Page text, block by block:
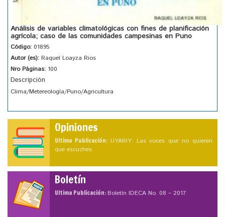
Análisis de variables climatológicas con fines de planificación
agrícola; caso de las comunidades campesinas en Puno
Código: 01895
Autor (es): Raquel Loayza Rios
Nro Páginas: 100
Descripción
Clima/Metereología/Puno/Agricultura
Opiniones
Ultima Publicación: UYARIY: Las voces que no quieren
que escuches
Boletín
Ultima Publicación:Boletín IDECA No. 08 – 2017